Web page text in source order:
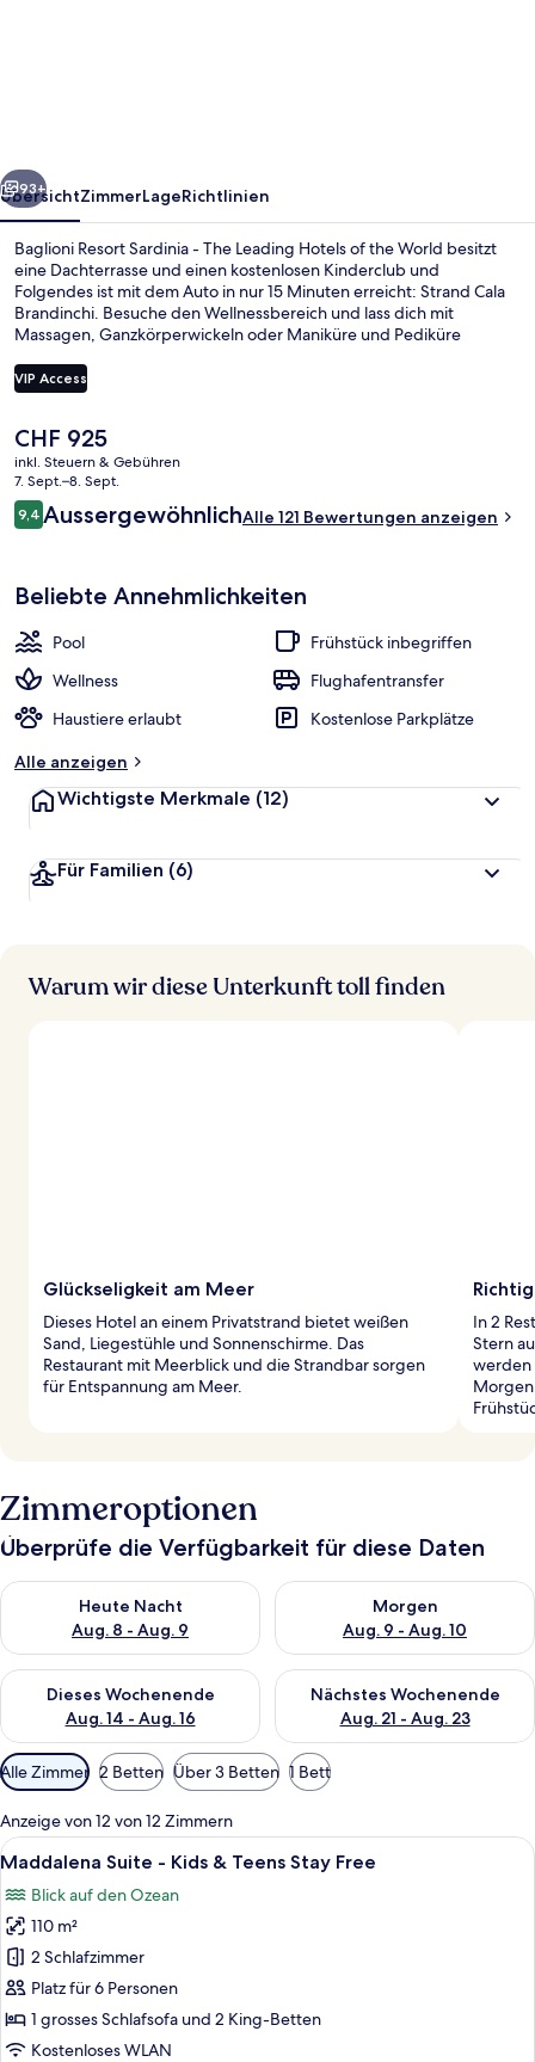
Hotels
of
the
World
Weiter
93+
ÜbersichtZimmerLageRichtlinien
Baglioni Resort Sardinia - The Leading Hotels of the World besitzt
eine Dachterrasse und einen kostenlosen Kinderclub und
Folgendes ist mit dem Auto in nur 15 Minuten erreicht: Strand Cala
Brandinchi. Besuche den Wellnessbereich und lass dich mit
Massagen, Ganzkörperwickeln oder Maniküre und Pediküre
zum Frühstück, Mittagessen und Abendessen italienische Küche
serviert. Weitere Highlights wie ein Außenpool, eine Poolbar und
Andere Reisende lieben das hilfsbereite Personal.
VIP Access
Der
aktuelle
Preis
beträgt
CHF 925.
CHF 925
inkl. Steuern & Gebühren
7. Sept.–8. Sept.
Bewertungen
9,49,4 von 10.
AussergewöhnlichAlle 121 Bewertungen anzeigen
Beliebte Annehmlichkeiten
Pool
Frühstück inbegriffen
Wellness
Flughafentransfer
Haustiere erlaubt
Kostenlose Parkplätze
Alle anzeigen
Wichtigste Merkmale (12)
Für Familien (6)
Warum wir diese Unterkunft toll finden
Glückseligkeit am Meer
Dieses Hotel an einem Privatstrand bietet weißen
Sand, Liegestühle und Sonnenschirme. Das
Restaurant mit Meerblick und die Strandbar sorgen
für Entspannung am Meer.
In 2
Stern
werden
Zimmeroptionen
Überprüfe die Verfügbarkeit für diese Daten
Heute Nacht
Aug. 8 - Aug. 9
Überprüfe die Verfügbarkeit für heute Nacht, Aug. 8 - Aug. 9.
Morgen
Aug. 9 - Aug. 10
Überprüfe die Verfügbarkeit
Dieses Wochenende
Aug. 14 - Aug. 16
Überprüfe die Verfügbarkeit für dieses Wochenende, Aug. 14
Nächstes Wochenende
Aug. 21 - Aug. 23
Überprüfe die Verfügbarkeit
Verfügbare
Filter
für
Zimmer
Alle Zimmer 2 Betten Über 3 Betten 1 Bett
Anzeige von 12 von 12 Zimmern
Alle
Fotos
für
Maddalena
Suite
-
Kids
&
Ein Hotelzimmer mit Bett,
12
Maddalena Suite - Kids & Teens Stay Free
Blick auf den Ozean
110 m²
2 Schlafzimmer
Platz für 6 Personen
1 grosses Schlafsofa und 2 King-Betten
Kostenloses WLAN